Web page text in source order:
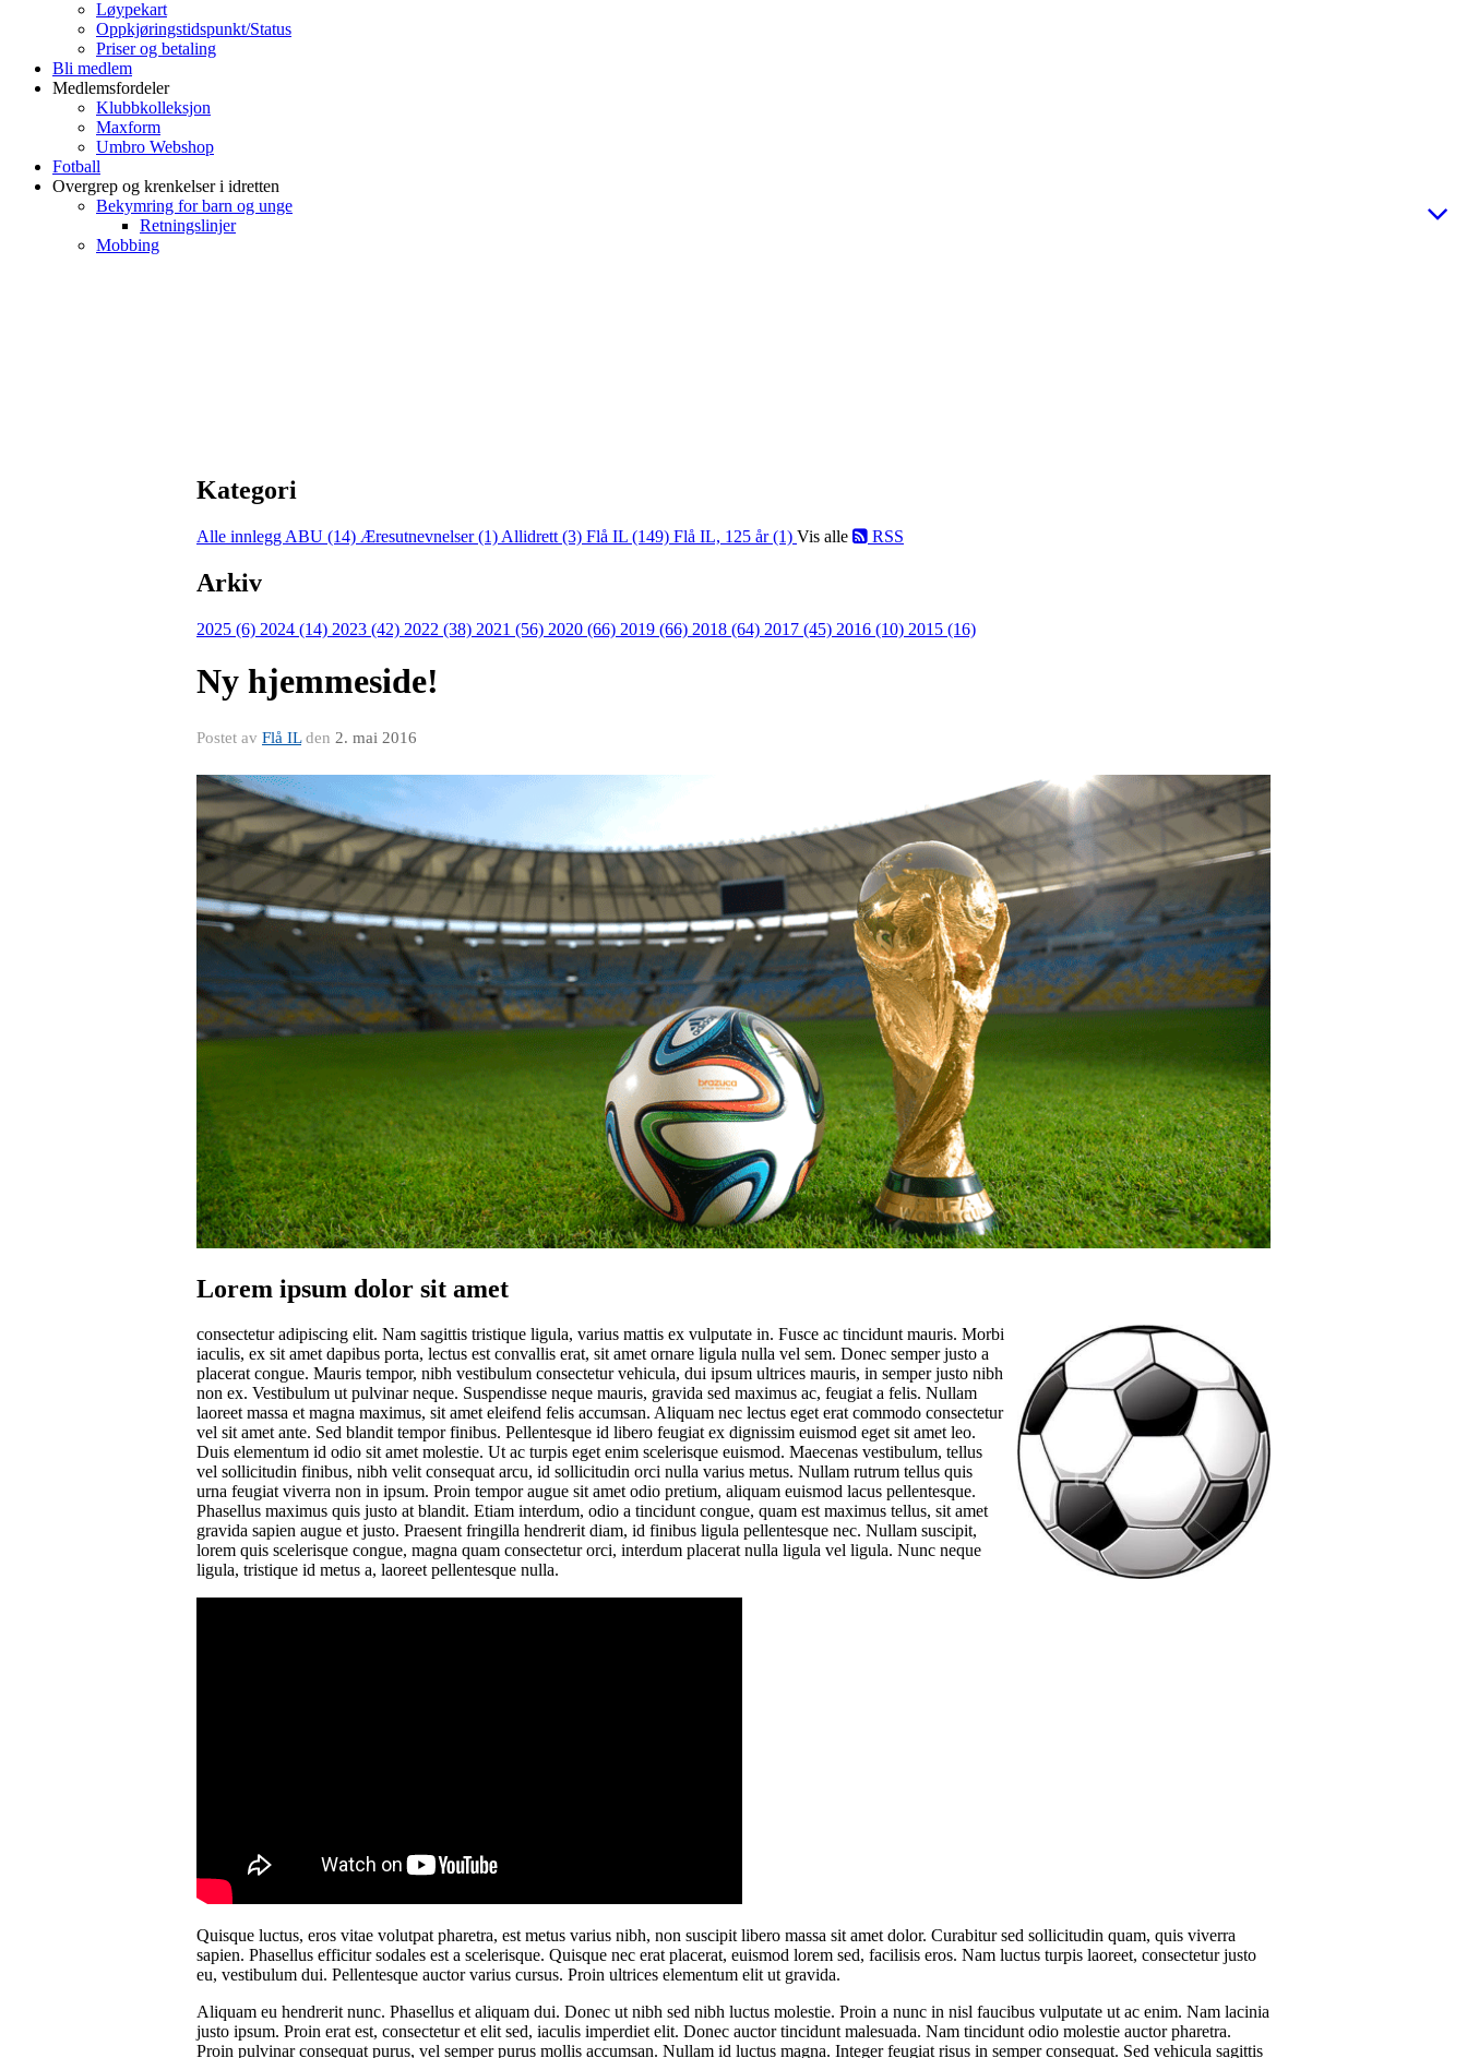
Løypekart
Oppkjøringstidspunkt/Status
Priser og betaling
Bli medlem
Medlemsfordeler
Klubbkolleksjon
Maxform
Umbro Webshop
Fotball
Overgrep og krenkelser i idretten
Bekymring for barn og unge
Retningslinjer
Mobbing
Kategori
Alle innlegg ABU (14) Æresutnevnelser (1) Allidrett (3) Flå IL (149) Flå IL, 125 år (1) Vis alle RSS
Arkiv
2025 (6) 2024 (14) 2023 (42) 2022 (38) 2021 (56) 2020 (66) 2019 (66) 2018 (64) 2017 (45) 2016 (10) 2015 (16)
Ny hjemmeside!
Postet av Flå ILden 2. mai 2016
Lorem ipsum dolor sit amet
consectetur adipiscing elit. Nam sagittis tristique ligula, varius mattis ex vulputate in. Fusce ac tincidunt mauris. Morbi
iaculis, ex sit amet dapibus porta, lectus est convallis erat, sit amet ornare ligula nulla vel sem. Donec semper justo a
placerat congue. Mauris tempor, nibh vestibulum consectetur vehicula, dui ipsum ultrices mauris, in semper justo nibh
non ex. Vestibulum ut pulvinar neque. Suspendisse neque mauris, gravida sed maximus ac, feugiat a felis. Nullam
laoreet massa et magna maximus, sit amet eleifend felis accumsan. Aliquam nec lectus eget erat commodo consectetur
vel sit amet ante. Sed blandit tempor finibus. Pellentesque id libero feugiat ex dignissim euismod eget sit amet leo.
Duis elementum id odio sit amet molestie. Ut ac turpis eget enim scelerisque euismod. Maecenas vestibulum, tellus
vel sollicitudin finibus, nibh velit consequat arcu, id sollicitudin orci nulla varius metus. Nullam rutrum tellus quis
urna feugiat viverra non in ipsum. Proin tempor augue sit amet odio pretium, aliquam euismod lacus pellentesque.
Phasellus maximus quis justo at blandit. Etiam interdum, odio a tincidunt congue, quam est maximus tellus, sit amet
gravida sapien augue et justo. Praesent fringilla hendrerit diam, id finibus ligula pellentesque nec. Nullam suscipit,
lorem quis scelerisque congue, magna quam consectetur orci, interdum placerat nulla ligula vel ligula. Nunc neque
ligula, tristique id metus a, laoreet pellentesque nulla.
Quisque luctus, eros vitae volutpat pharetra, est metus varius nibh, non suscipit libero massa sit amet dolor. Curabitur sed sollicitudin quam, quis viverra
sapien. Phasellus efficitur sodales est a scelerisque. Quisque nec erat placerat, euismod lorem sed, facilisis eros. Nam luctus turpis laoreet, consectetur justo
eu, vestibulum dui. Pellentesque auctor varius cursus. Proin ultrices elementum elit ut gravida.
Aliquam eu hendrerit nunc. Phasellus et aliquam dui. Donec ut nibh sed nibh luctus molestie. Proin a nunc in nisl faucibus vulputate ut ac enim. Nam lacinia
justo ipsum. Proin erat est, consectetur et elit sed, iaculis imperdiet elit. Donec auctor tincidunt malesuada. Nam tincidunt odio molestie auctor pharetra.
Proin pulvinar consequat purus, vel semper purus mollis accumsan. Nullam id luctus magna. Integer feugiat risus in semper consequat. Sed vehicula sagittis